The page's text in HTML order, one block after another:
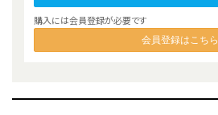
購入には会員登録が必要です
会員登録はこちら